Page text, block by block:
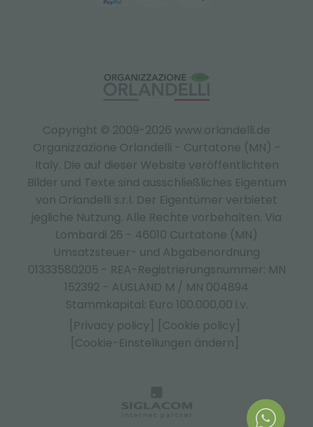
Copyright © 2009-2026 www.orlandelli.de
Organizzazione Orlandelli - Curtatone (MN) -
Italy. Die auf dieser Website veröffentlichten
Bilder und Texte sind ausschließliches Eigentum
von Orlandelli s.r.l. Der Eigentümer verbietet
jegliche Nutzung. Alle Rechte vorbehalten. Via
Lombardi 26 - 46010 Curtatone (MN)
Umsatzsteuer- und Abgabenordnung
01333580205 - REA-Registrierungsnummer: MN
152392 - AUSLAND M / MN 004894
Stammkapital: Euro 100.000,00 i.v.
[Privacy policy]
[Cookie policy]
[Cookie-Einstellungen ändern]